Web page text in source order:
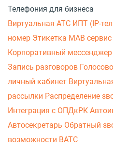
Телефония для бизнеса
Виртуальная АТС ИПТ (IP-
номер Этикетка МАВ сервис
Корпоративный мессенджер
Запись разговоров
личный кабинет
рассылки Распределение
Интеграция с ОПДкРК
Автосекретарь Обратный
возможности ВАТС